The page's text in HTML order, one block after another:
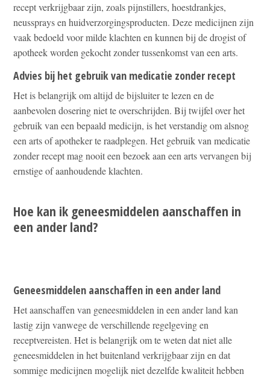
recept verkrijgbaar zijn, zoals pijnstillers, hoestdrankjes,
neussprays en huidverzorgingsproducten. Deze medicijnen zijn
vaak bedoeld voor milde klachten en kunnen bij de drogist of
apotheek worden gekocht zonder tussenkomst van een arts.
Advies bij het gebruik van medicatie zonder recept
Het is belangrijk om altijd de bijsluiter te lezen en de
aanbevolen dosering niet te overschrijden. Bij twijfel over het
gebruik van een bepaald medicijn, is het verstandig om alsnog
een arts of apotheker te raadplegen. Het gebruik van medicatie
zonder recept mag nooit een bezoek aan een arts vervangen bij
ernstige of aanhoudende klachten.
Hoe kan ik geneesmiddelen aanschaffen in
een ander land?
Geneesmiddelen aanschaffen in een ander land
Het aanschaffen van geneesmiddelen in een ander land kan
lastig zijn vanwege de verschillende regelgeving en
receptvereisten. Het is belangrijk om te weten dat niet alle
geneesmiddelen in het buitenland verkrijgbaar zijn en dat
sommige medicijnen mogelijk niet dezelfde kwaliteit hebben